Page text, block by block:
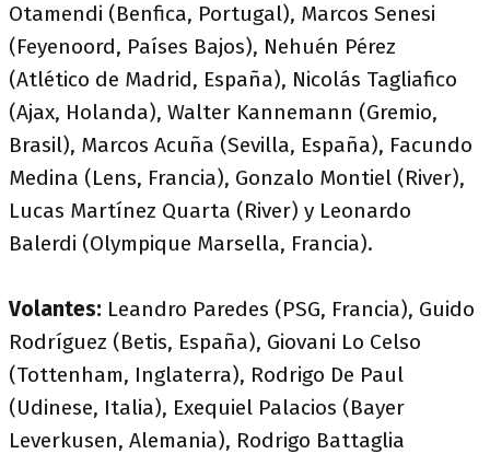
Otamendi (Benfica, Portugal), Marcos Senesi
(Feyenoord, Países Bajos), Nehuén Pérez
(Atlético de Madrid, España), Nicolás Tagliafico
(Ajax, Holanda), Walter Kannemann (Gremio,
Brasil), Marcos Acuña (Sevilla, España), Facundo
Medina (Lens, Francia), Gonzalo Montiel (River),
Lucas Martínez Quarta (River) y Leonardo
Balerdi (Olympique Marsella, Francia).
Volantes: Leandro Paredes (PSG, Francia), Guido
Rodríguez (Betis, España), Giovani Lo Celso
(Tottenham, Inglaterra), Rodrigo De Paul
(Udinese, Italia), Exequiel Palacios (Bayer
Leverkusen, Alemania), Rodrigo Battaglia